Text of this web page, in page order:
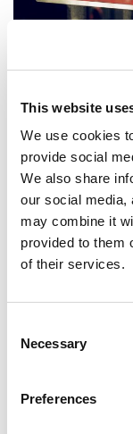
This website
We use cookies
provide social
We also share
our social media,
may combine it
provided to them
of their services.
Selection
Necessary
Preferences
¿Resultado? Las
muchos de los
ha sido mayor que
vacíos.
Y lo mismo se puede
visto además cómo
impedían que
algunosmallslas han
Todo ello ha
que resisten, una
rentas que en